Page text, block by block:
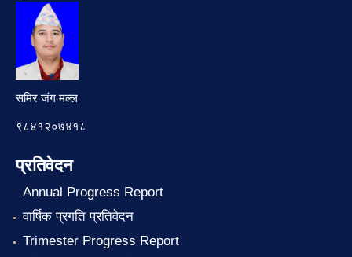
समिर जंग मल्ल
९८४१२०७४१८
प्रतिवेदन
Annual Progress Report
वार्षिक प्रगति प्रतिवेदन
Trimester Progress Report